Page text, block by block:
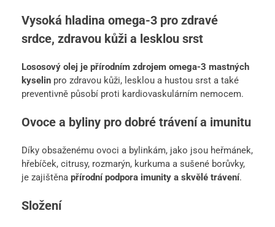
Vysoká hladina omega-3 pro zdravé
srdce, zdravou kůži a lesklou srst
Lososový olej je přírodním zdrojem omega-3 mastných
kyselin pro zdravou kůži, lesklou a hustou srst a také
preventivně působí proti kardiovaskulárním nemocem.
Ovoce a byliny pro dobré trávení a imunitu
Díky obsaženému ovoci a bylinkám, jako jsou heřmánek,
hřebíček, citrusy, rozmarýn, kurkuma a sušené borůvky,
je zajištěna přírodní podpora imunity a skvělé trávení.
Složení